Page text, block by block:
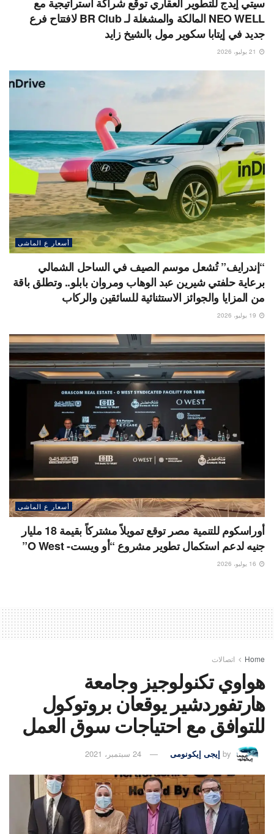
سيتي إيدج للتطوير العقاري توقع شراكة استراتيجية مع
NEO WELL المالكة والمشغلة لـ BR Club لافتتاح فرع
جديد في إيتابا سكوير مول بالشيخ زايد
أسعار ع الماشى
“إندرايف” تُشعل موسم الصيف في الساحل الشمالي
برعاية حلفتي شيرين عبد الوهاب ومروان بابلو.. وتطلق باقة
من المزايا والجوائز الاستثنائية للسائقين والركاب
أسعار ع الماشى
أوراسكوم للتنمية مصر توقع تمويلاً مشتركاً بقيمة 18 مليار
جنيه لدعم استكمال تطوير مشروع “أو ويست- O West”
Home اتصالات
هواوي تكنولوجيز وجامعة
هارتفوردشير يوقعان بروتوكول
للتوافق مع احتياجات سوق العمل
by إيجى إيكونومى 24 سبتمبر، 2021